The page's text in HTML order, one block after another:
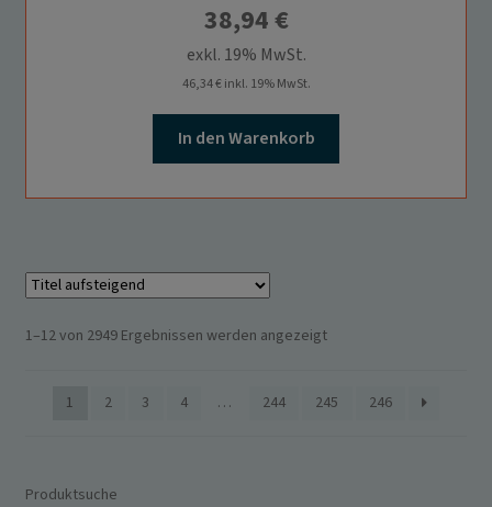
38,94€
exkl. 19% MwSt.
46,34€inkl. 19% MwSt.
In den Warenkorb
1–12 von 2949 Ergebnissen werden angezeigt
1 2 3 4 … 244 245 246
Produktsuche